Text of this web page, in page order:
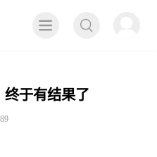
终于有结果了